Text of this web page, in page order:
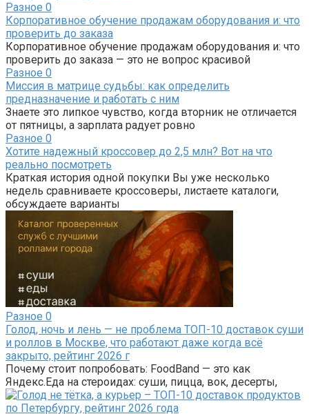
Разное 0
Корпоративное обучение продажам оборудования и: что
проверить до заказа
Корпоративное обучение продажам оборудования и: что
проверить до заказа — это не вопрос красивой
Разное 0
Миссия в матрице судьбы: как определить
предназначение и работать с ним
Знаете это липкое чувство, когда вторник не отличается
от пятницы, а зарплата радует ровно
Разное 0
Хотите надежный кроссовер до 2,5 млн? Вот на что
реально посмотреть
Краткая история одной покупки Вы уже несколько
недель сравниваете кроссоверы, листаете каталоги,
обсуждаете варианты
Разное 0
Голод, ночь и лень — не проблема ТОП-10 доставок суши
и роллов в Москве, что работают даже когда всё
закрыто, рейтинг 2026 г
Почему стоит попробовать: FoodBand — это как
Яндекс.Еда на стероидах: суши, пицца, вок, десерты,